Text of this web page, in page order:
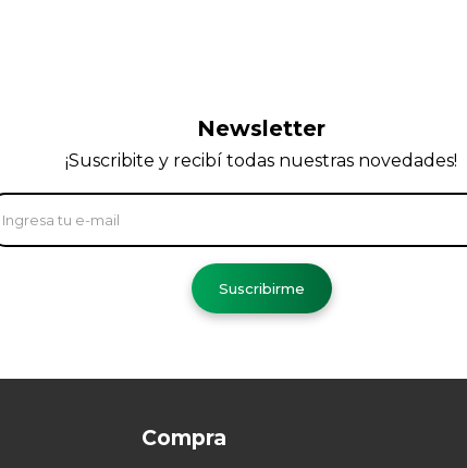
Compra
Newsletter
¡Suscribite y recibí todas nuestras novedades!
Suscribirme